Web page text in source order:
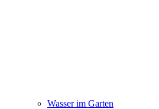
Wasser im Garten